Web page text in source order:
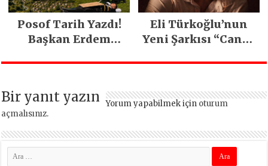
Posof Tarih Yazdı!
Başkan Erdem
Emeğiyle Son
Festivali
Gerçekleşti
Eli Türkoğlu’nun
Yeni Şarkısı “Canın
İlgi Gördü!..
Bir yanıt yazın Yorum yapabilmek için oturum
açmalısınız.